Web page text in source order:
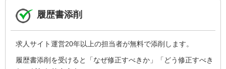
履歴書添削
求人サイト運営20年以上の担当者が無料で添削します。
履歴書添削を受けると「なぜ修正すべきか」「どう修正すべき